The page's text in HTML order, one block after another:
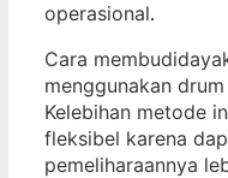
operasional.
Cara
menggunakan
Kelebihan metode
fleksibel karena
pemeliharaannya